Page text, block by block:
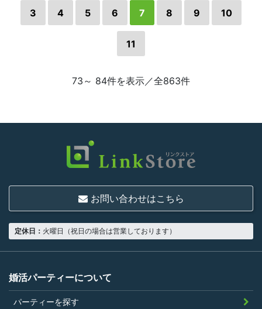
3 4 5 6 7 8 9 10
11
73～ 84件を表示／全863件
お問い合わせはこちら
定休日： 火曜日（祝日の場合は営業しております）
婚活パーティーについて
パーティーを探す